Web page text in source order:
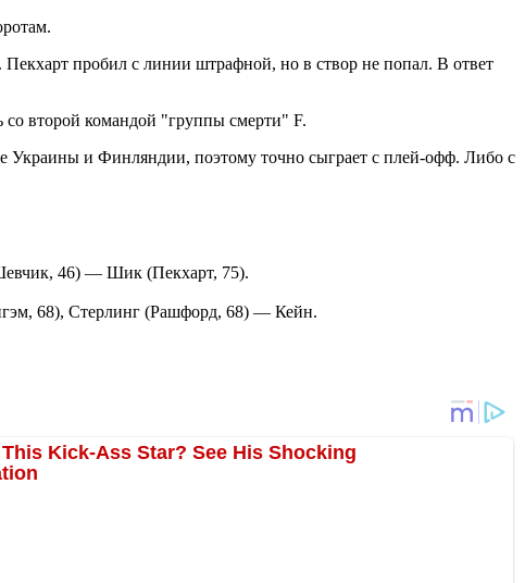
пробил с линии штрафной, но в створ не попал. В ответ
со второй командой "группы смерти" F.
Украины и Финляндии, поэтому точно сыграет с плей-офф. Либо с
46) — Шик (Пекхарт, 75).
68), Стерлинг (Рашфорд, 68) — Кейн.